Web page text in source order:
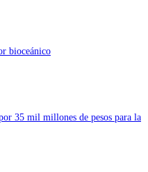
bioceánico
35 mil millones de pesos para la